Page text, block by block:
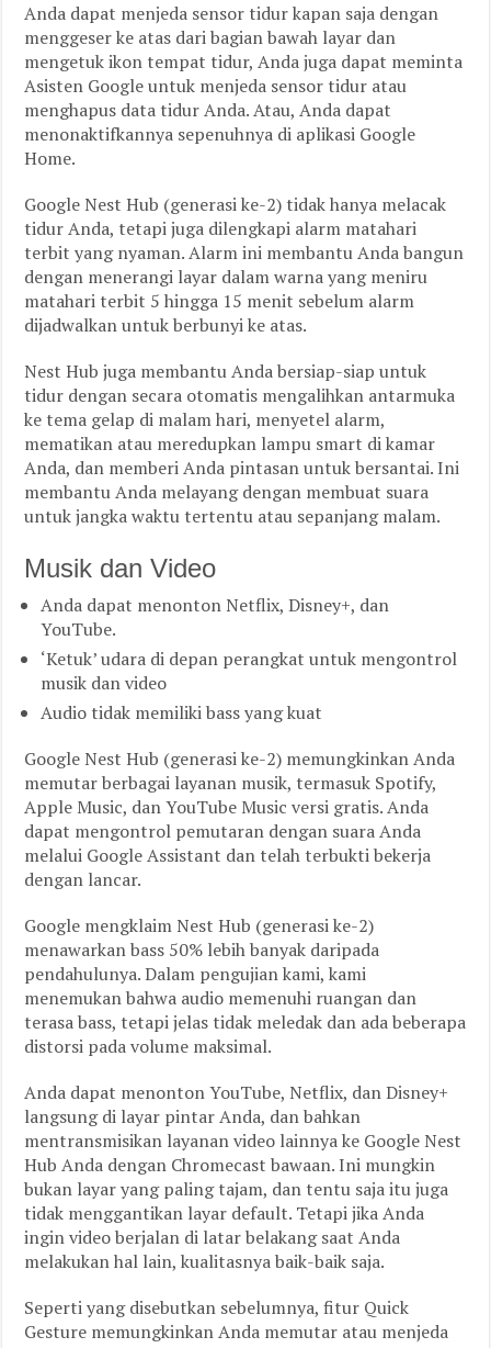
Anda dapat menjeda sensor tidur kapan saja dengan
menggeser ke atas dari bagian bawah layar dan
mengetuk ikon tempat tidur, Anda juga dapat meminta
Asisten Google untuk menjeda sensor tidur atau
menghapus data tidur Anda. Atau, Anda dapat
menonaktifkannya sepenuhnya di aplikasi Google
Home.
Google Nest Hub (generasi ke-2) tidak hanya melacak
tidur Anda, tetapi juga dilengkapi alarm matahari
terbit yang nyaman. Alarm ini membantu Anda bangun
dengan menerangi layar dalam warna yang meniru
matahari terbit 5 hingga 15 menit sebelum alarm
dijadwalkan untuk berbunyi ke atas.
Nest Hub juga membantu Anda bersiap-siap untuk
tidur dengan secara otomatis mengalihkan antarmuka
ke tema gelap di malam hari, menyetel alarm,
mematikan atau meredupkan lampu smart di kamar
Anda, dan memberi Anda pintasan untuk bersantai. Ini
membantu Anda melayang dengan membuat suara
untuk jangka waktu tertentu atau sepanjang malam.
Musik dan Video
Anda dapat menonton Netflix, Disney+, dan
YouTube.
‘Ketuk’ udara di depan perangkat untuk mengontrol
musik dan video
Audio tidak memiliki bass yang kuat
Google Nest Hub (generasi ke-2) memungkinkan Anda
memutar berbagai layanan musik, termasuk Spotify,
Apple Music, dan YouTube Music versi gratis. Anda
dapat mengontrol pemutaran dengan suara Anda
melalui Google Assistant dan telah terbukti bekerja
dengan lancar.
Google mengklaim Nest Hub (generasi ke-2)
menawarkan bass 50% lebih banyak daripada
pendahulunya. Dalam pengujian kami, kami
menemukan bahwa audio memenuhi ruangan dan
terasa bass, tetapi jelas tidak meledak dan ada beberapa
distorsi pada volume maksimal.
Anda dapat menonton YouTube, Netflix, dan Disney+
langsung di layar pintar Anda, dan bahkan
mentransmisikan layanan video lainnya ke Google Nest
Hub Anda dengan Chromecast bawaan. Ini mungkin
bukan layar yang paling tajam, dan tentu saja itu juga
tidak menggantikan layar default. Tetapi jika Anda
ingin video berjalan di latar belakang saat Anda
melakukan hal lain, kualitasnya baik-baik saja.
Seperti yang disebutkan sebelumnya, fitur Quick
Gesture memungkinkan Anda memutar atau menjeda